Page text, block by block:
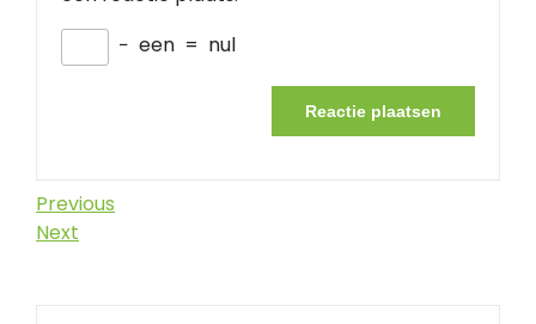
− een = nul
Berichtnavigatie
Previous
Post
Previous
Next
Next